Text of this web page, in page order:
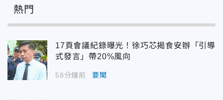
熱門
17頁會議紀錄曝光！徐巧芯揭食安辦「引導
式發言」帶20%風向
58分鐘前 要聞